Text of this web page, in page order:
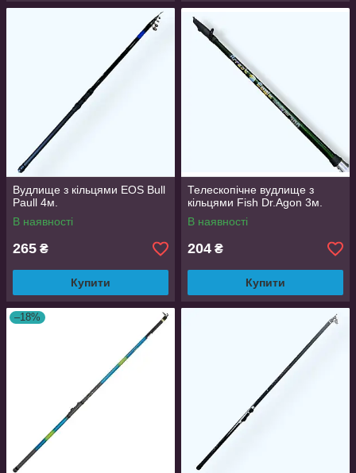
Вудлище з кільцями EOS Bull
Paull 4м.
В наявності
265 ₴
Купити
Телескопічне вудлище з
кільцями Fish Dr.Agon 3м.
В наявності
204 ₴
Купити
–18%